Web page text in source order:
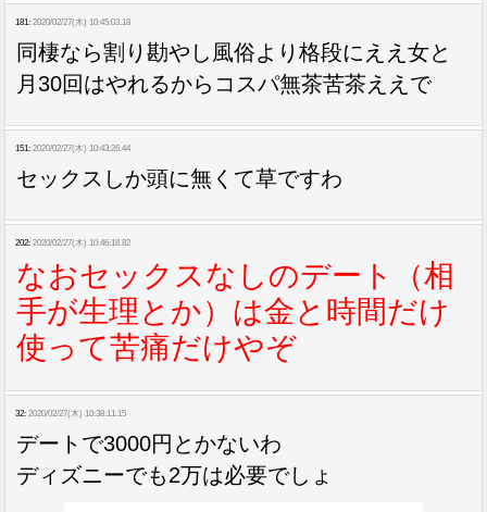
181: 2020/02/27(木) 10:45:03.18
同棲なら割り勘やし風俗より格段にええ女と
月30回はやれるからコスパ無茶苦茶ええで
151: 2020/02/27(木) 10:43:26.44
セックスしか頭に無くて草ですわ
202: 2020/02/27(木) 10:46:18.82
なおセックスなしのデート（相
手が生理とか）は金と時間だけ
使って苦痛だけやぞ
32: 2020/02/27(木) 10:38:11.15
デートで3000円とかないわ
ディズニーでも2万は必要でしょ